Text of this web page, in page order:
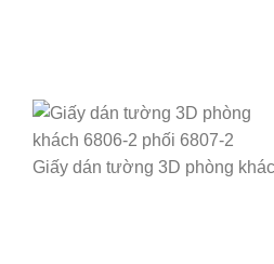
Giấy dán tường 3D phòng